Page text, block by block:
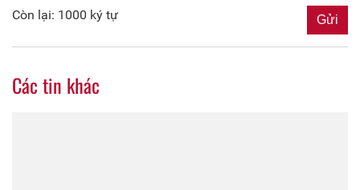
Còn lại: 1000 ký tự
Các tin khác